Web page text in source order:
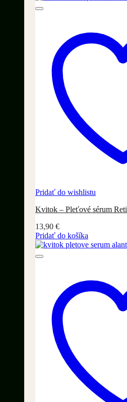
Pridať do wishlistu
Kvitok – Pleťové sérum
13,90 €
Pridať do košíka